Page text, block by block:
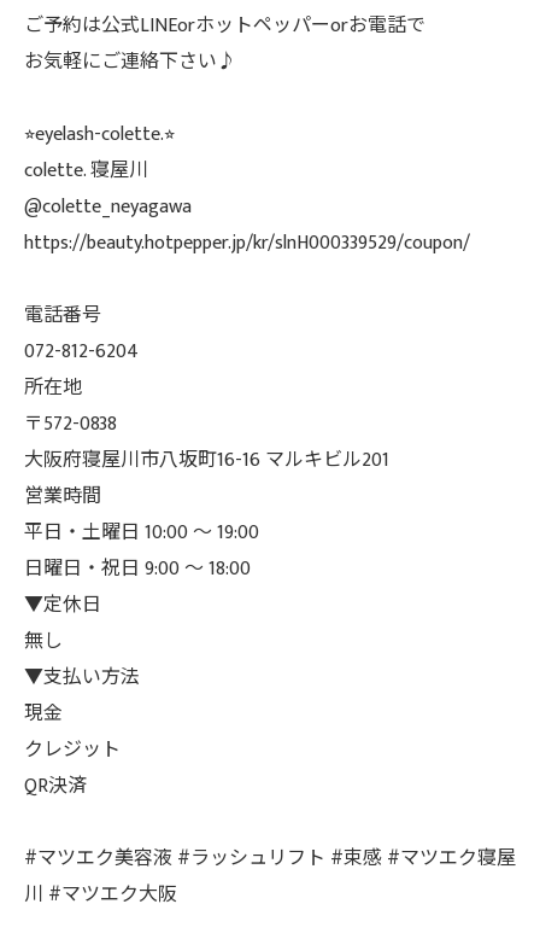
ご予約は公式LINEorホットペッパーorお電話で
お気軽にご連絡下さい♪
⭐︎eyelash-colette.⭐︎
colette. 寝屋川
@colette_neyagawa
https://beauty.hotpepper.jp/kr/slnH000339529/coupon/
電話番号
072-812-6204
所在地
〒572-0838
大阪府寝屋川市八坂町16-16 マルキビル201
営業時間
平日・土曜日 10:00 ～ 19:00
日曜日・祝日 9:00 ～ 18:00
▼定休日
無し
▼支払い方法
現金
クレジット
QR決済
#マツエク美容液 #ラッシュリフト #束感 #マツエク寝屋
川 #マツエク大阪